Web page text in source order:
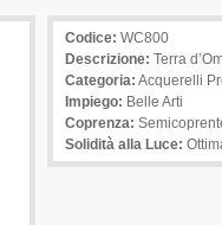
Codice: WC800
Descrizione: Terra
Categoria: Acquerelli
Impiego: Belle Arti
Coprenza:
Solidità alla Luce: